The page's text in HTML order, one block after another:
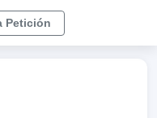
Petición